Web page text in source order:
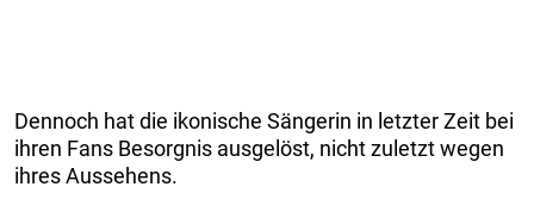
Dennoch hat die ikonische Sängerin in letzter Zeit bei
ihren Fans Besorgnis ausgelöst, nicht zuletzt wegen
ihres Aussehens.